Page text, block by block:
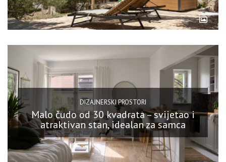
DIZAJNERSKI PROSTORI
Malo čudo od 30 kvadrata – svijetao i
atraktivan stan, idealan za samca